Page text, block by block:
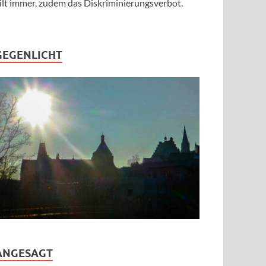
immer, zudem das Diskriminierungsverbot.